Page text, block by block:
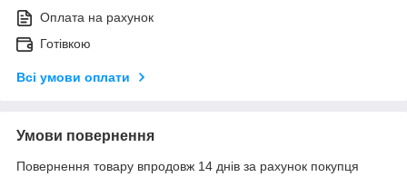
Оплата на рахунок
Готівкою
Всі умови оплати
Умови повернення
Повернення товару впродовж 14 днів за рахунок покупця